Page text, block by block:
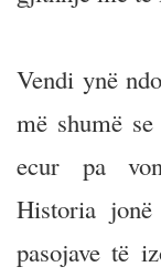
Vendi ynë
më shumë
ecur pa
Historia
pasojave të